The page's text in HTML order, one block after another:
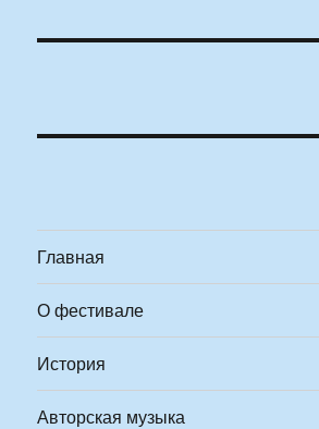
Главная
О фестивале
История
Авторская музыка